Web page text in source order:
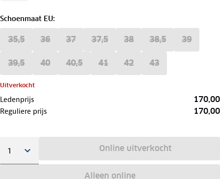
Schoenmaat EU:
35,5 36 37 37,5 38 38,5 39
39,5 40 40,5 41 42 43
Uitverkocht
Ledenprijs 170,00
Reguliere prijs 170,00
Online uitverkocht
Alleen online